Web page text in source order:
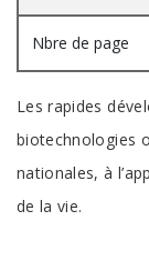
Nbre de page
Les rapides
biotechnologies
nationales, à
de la vie.